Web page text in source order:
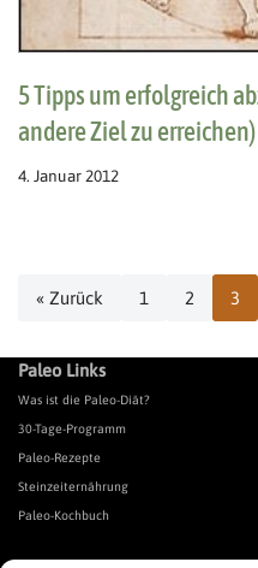
5 Tipps um erfolgreich
andere Ziel zu erreichen)
4. Januar 2012
« Zurück 1 2 3
Paleo Links
Was ist die Paleo-Diät?
30-Tage-Programm
Paleo-Rezepte
Steinzeiternährung
Paleo-Kochbuch